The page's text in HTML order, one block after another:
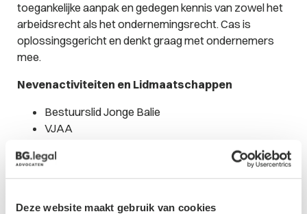
Deze website maakt gebruik van cookies
toegankelijke aanpak en gedegen kennis van zowel het
arbeidsrecht als het ondernemingsrecht. Cas is
oplossingsgericht en denkt graag met ondernemers
mee.
Nevenactiviteiten en Lidmaatschappen
Bestuurslid Jonge Balie
VJAA